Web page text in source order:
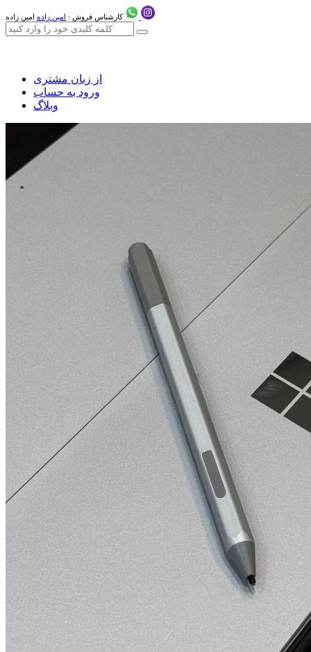
کارشناس فروش : امین زاده امین زاده
از زبان مشتری
ورود به حساب
وبلاگ